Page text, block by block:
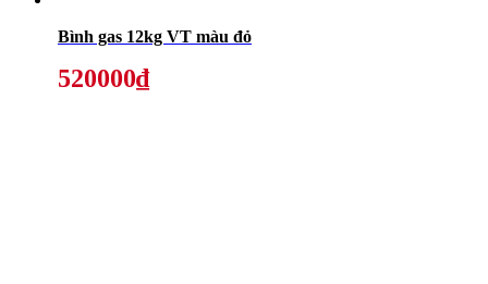
Bình gas 12kg VT màu đỏ
520000₫